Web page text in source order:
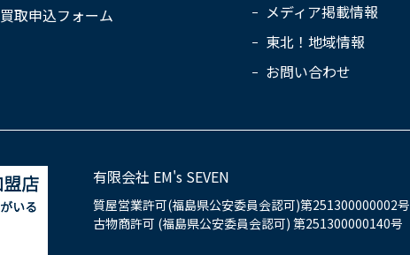
買取申込フォーム
メディア掲載情報
東北！地域情報
お問い合わせ
有限会社 EM's SEVEN
質屋営業許可(福島県公安委員会認可)第251300000002号
古物商許可 (福島県公安委員会認可) 第251300000140号